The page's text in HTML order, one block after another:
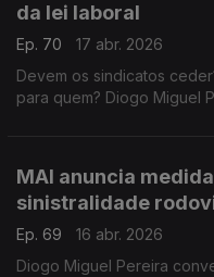
da lei laboral
Ep. 70
17 abr. 2026
Devem os sindicatos
para quem? Diogo Miguel
MAI anuncia
sinistralidade
Ep. 69
16 abr. 2026
Diogo Miguel Pereira